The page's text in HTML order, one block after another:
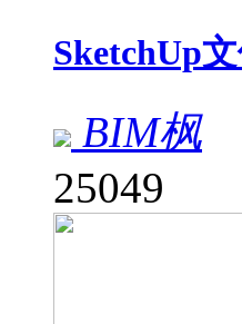
SketchUp
BIM枫
25049